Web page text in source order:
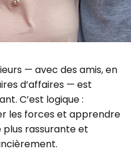
— avec des amis, en
d’affaires — est
C’est logique :
les forces et apprendre
plus rassurante et